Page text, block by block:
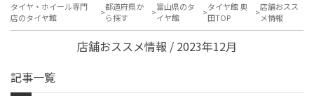
タイヤ・ホイール専門
店のタイヤ館
都道府県か
ら探す
富山県のタ
イヤ館
タイヤ館 奥
田TOP
店舗おスス
メ情報
店舗おススメ情報 / 2023年12月
記事一覧